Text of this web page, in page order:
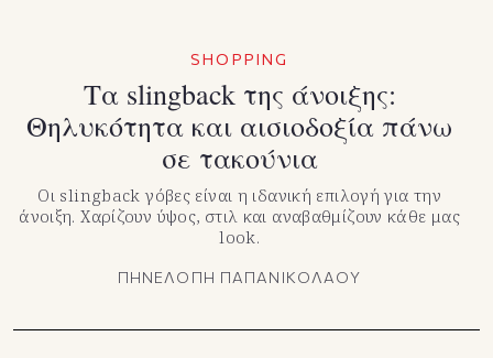
SHOPPING
Τα slingback της άνοιξης:
Θηλυκότητα και αισιοδοξία πάνω
σε τακούνια
Οι slingback γόβες είναι η ιδανική επιλογή για την
άνοιξη. Χαρίζουν ύψος, στιλ και αναβαθμίζουν κάθε μας
look.
ΠΗΝΕΛΟΠΗ ΠΑΠΑΝΙΚΟΛΑΟΥ